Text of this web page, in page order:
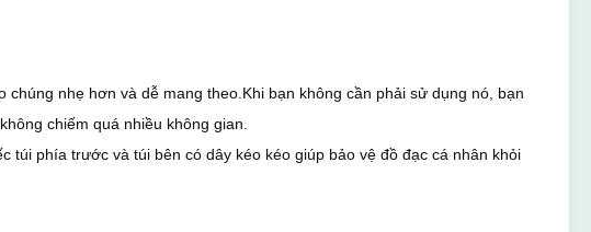
nhẹ hơn và dễ mang theo.Khi bạn không cần phải sử dụng nó, bạn
chiếm quá nhiều không gian.
phía trước và túi bên có dây kéo kéo giúp bảo vệ đồ đạc cá nhân khỏi